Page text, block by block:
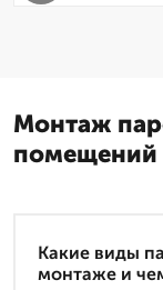
Монтаж
помещений
Какие виды
монтаже и